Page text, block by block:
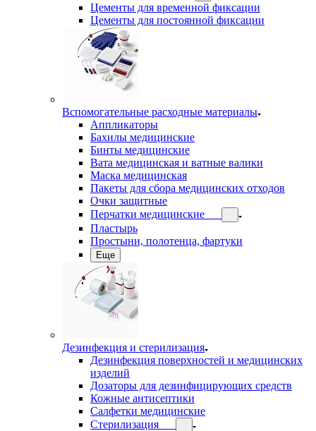
Цементы для временной фиксации
Цементы для постоянной фиксации
Вспомогательные расходные материалы
Аппликаторы
Бахилы медицинские
Бинты медицинские
Вата медицинская и ватные валики
Маска медицинская
Пакеты для сбора медицинских отходов
Очки защитные
Перчатки медицинские
Пластырь
Простыни, полотенца, фартуки
Еще
Дезинфекция и стерилизация
Дезинфекция поверхностей и медицинских
изделий
Дозаторы для дезинфицирующих средств
Кожные антисептики
Салфетки медицинские
Стерилизация